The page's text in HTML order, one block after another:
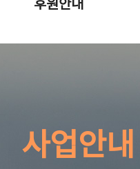
후원안내
사업안내